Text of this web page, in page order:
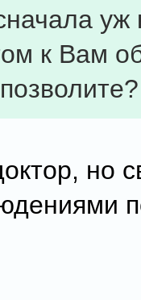
уж
к Вам
но